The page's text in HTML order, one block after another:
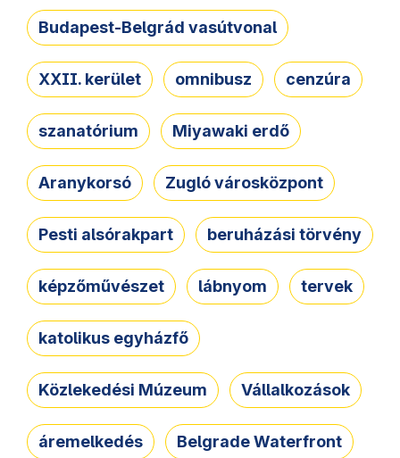
Budapest-Belgrád vasútvonal
XXII. kerület omnibusz cenzúra
szanatórium Miyawaki erdő
Aranykorsó Zugló városközpont
Pesti alsórakpart beruházási törvény
képzőművészet lábnyom tervek
katolikus egyházfő
Közlekedési Múzeum Vállalkozások
áremelkedés Belgrade Waterfront